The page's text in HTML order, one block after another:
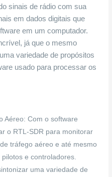
sinais de rádio com sua
em dados digitais que
em um computador.
já que o mesmo
variedade de propósitos
usado para processar os
Aéreo: Com o software
o RTL-SDR para monitorar
tráfego aéreo e até mesmo
e controladores.
uma variedade de